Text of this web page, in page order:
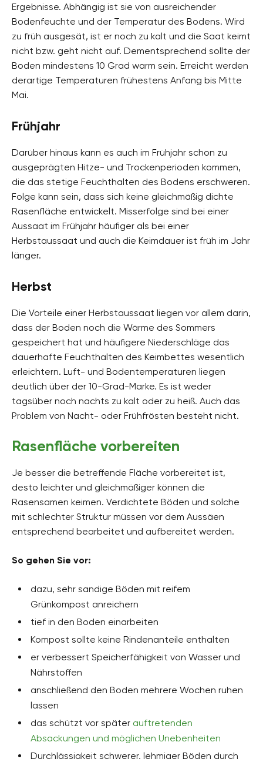
Ergebnisse. Abhängig ist sie von ausreichender
Bodenfeuchte und der Temperatur des Bodens. Wird
zu früh ausgesät, ist er noch zu kalt und die Saat keimt
nicht bzw. geht nicht auf. Dementsprechend sollte der
Boden mindestens 10 Grad warm sein. Erreicht werden
derartige Temperaturen frühestens Anfang bis Mitte
Mai.
Frühjahr
Darüber hinaus kann es auch im Frühjahr schon zu
ausgeprägten Hitze- und Trockenperioden kommen,
die das stetige Feuchthalten des Bodens erschweren.
Folge kann sein, dass sich keine gleichmäßig dichte
Rasenfläche entwickelt. Misserfolge sind bei einer
Aussaat im Frühjahr häufiger als bei einer
Herbstaussaat und auch die Keimdauer ist früh im Jahr
länger.
Herbst
Die Vorteile einer Herbstaussaat liegen vor allem darin,
dass der Boden noch die Wärme des Sommers
gespeichert hat und häufigere Niederschläge das
dauerhafte Feuchthalten des Keimbettes wesentlich
erleichtern. Luft- und Bodentemperaturen liegen
deutlich über der 10-Grad-Marke. Es ist weder
tagsüber noch nachts zu kalt oder zu heiß. Auch das
Problem von Nacht- oder Frühfrösten besteht nicht.
Rasenfläche vorbereiten
Je besser die betreffende Fläche vorbereitet ist,
desto leichter und gleichmäßiger können die
Rasensamen keimen. Verdichtete Böden und solche
mit schlechter Struktur müssen vor dem Aussäen
entsprechend bearbeitet und aufbereitet werden.
So gehen Sie vor:
dazu, sehr sandige Böden mit reifem
Grünkompost anreichern
tief in den Boden einarbeiten
Kompost sollte keine Rindenanteile enthalten
er verbessert Speicherfähigkeit von Wasser und
Nährstoffen
anschließend den Boden mehrere Wochen ruhen
lassen
das schützt vor später auftretenden
Absackungen und möglichen Unebenheiten
Durchlässigkeit schwerer, lehmiger Böden durch